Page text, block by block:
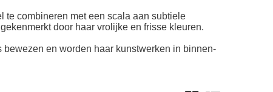
te combineren met een scala aan subtiele
door haar vrolijke en frisse kleuren.
en worden haar kunstwerken in binnen-